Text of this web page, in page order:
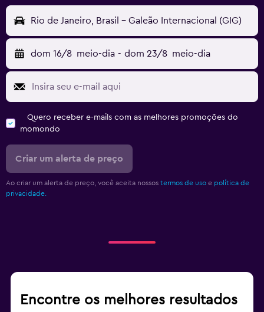
Rio de Janeiro, Brasil - Galeão Internacional (GIG)
dom 16/8 meio-dia - dom 23/8 meio-dia
Quero receber e-mails com as melhores promoções do
momondo
Criar um alerta de preço
Ao criar um alerta de preço, você aceita nossos termos de uso e política de
privacidade.
Encontre os melhores resultados